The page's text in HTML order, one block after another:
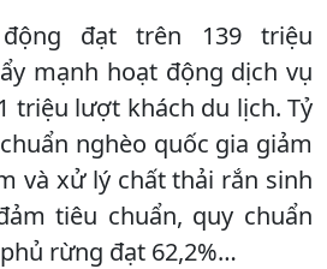
đạt trên 139 triệu
mạnh hoạt động dịch vụ
triệu lượt khách du lịch. Tỷ
nghèo quốc gia giảm
và xử lý chất thải rắn sinh
tiêu chuẩn, quy chuẩn
rừng đạt 62,2%…